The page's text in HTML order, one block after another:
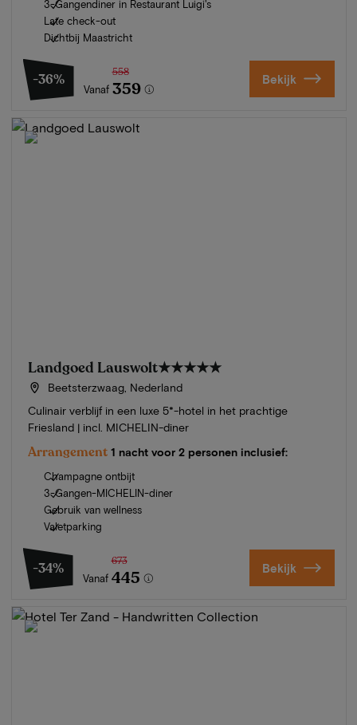
3-Gangendiner in Restaurant Luigi's
Late check-out
Dichtbij Maastricht
-36%
Vanaf
558
359 Bekijk
Landgoed Lauswolt★★★★★
Beetsterzwaag, Nederland
Culinair verblijf in een luxe 5*-hotel in het prachtige
Friesland | incl. MICHELIN-diner
Arrangement 1 nacht voor 2 personen inclusief:
Champagne ontbijt
3-Gangen-MICHELIN-diner
Gebruik van wellness
Valetparking
-34%
Vanaf
673
445 Bekijk